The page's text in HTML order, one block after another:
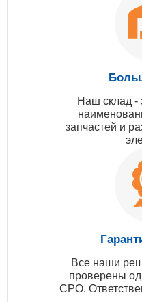
Наш склад -
запчастей и
Все наши
проверены
СРО.